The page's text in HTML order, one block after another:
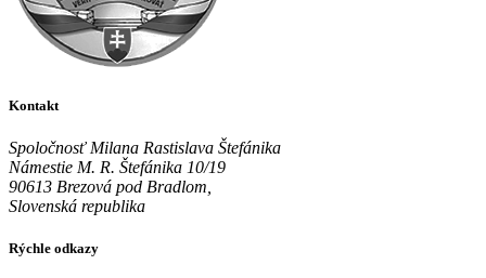
Kontakt
Spoločnosť Milana Rastislava Štefánika
Námestie M. R. Štefánika 10/19
90613 Brezová pod Bradlom,
Slovenská republika
Rýchle odkazy